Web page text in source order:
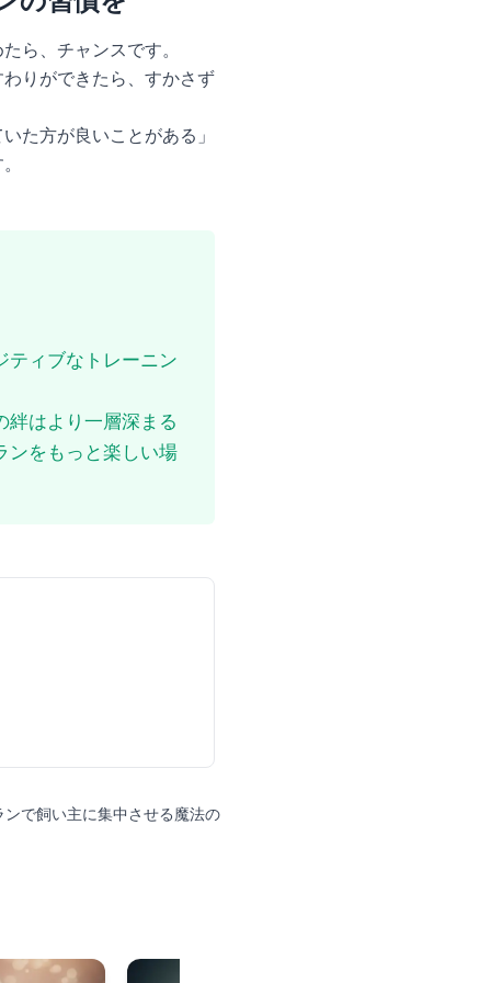
ら、チャンスです。
りができたら、すかさず
た方が良いことがある」
ティブなトレーニン
絆はより一層深まる
ンをもっと楽しい場
で飼い主に集中させる魔法の